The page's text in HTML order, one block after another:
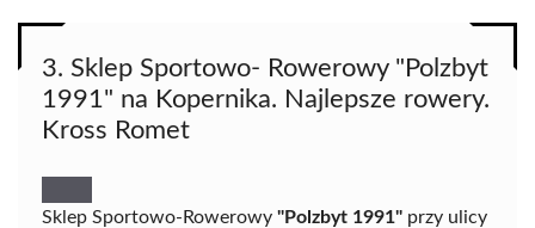
3. Sklep Sportowo- Rowerowy "Polzbyt
1991" na Kopernika. Najlepsze rowery.
Kross Romet
Sklep Sportowo-Rowerowy "Polzbyt 1991" przy ulicy